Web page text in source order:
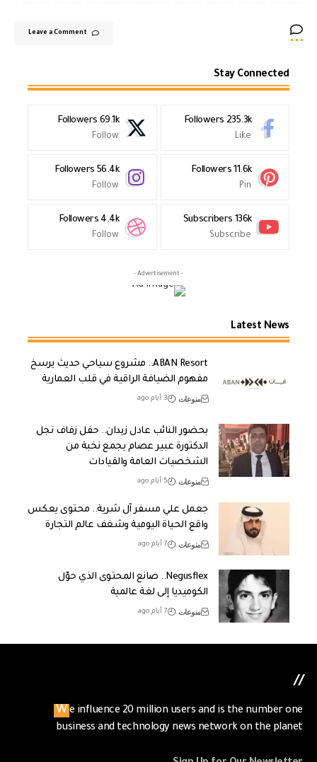
Leave a Comment
Stay Connected
235.3k
Followers
Like
69.1k
Followers
Follow
11.6k
Followers
Pin
56.4k
Followers
Follow
136k
Subscribers
Subscribe
4.4k
Followers
Follow
- Advertisement -
Latest News
ABAN Resort.. مشروع سياحي حديث يرسخ
مفهوم الضيافة الراقية في قلب العمارية
منوعات 3 أيام ago
بحضور النائب عادل زيدان.. حفل زفاف نجل
الدكتورة عبير عصام يجمع نخبة من
الشخصيات العامة والقيادات
منوعات 5 أيام ago
جعمل علي مسفر آل شرية.. محتوى يعكس
واقع الحياة اليومية وشغف عالم التجارة
منوعات 7 أيام ago
Negusflex.. صانع المحتوى الذي حوّل
الكوميديا إلى لغة عالمية
منوعات 7 أيام ago
//
We influence 20 million users and is the number one
business and technology news network on the planet